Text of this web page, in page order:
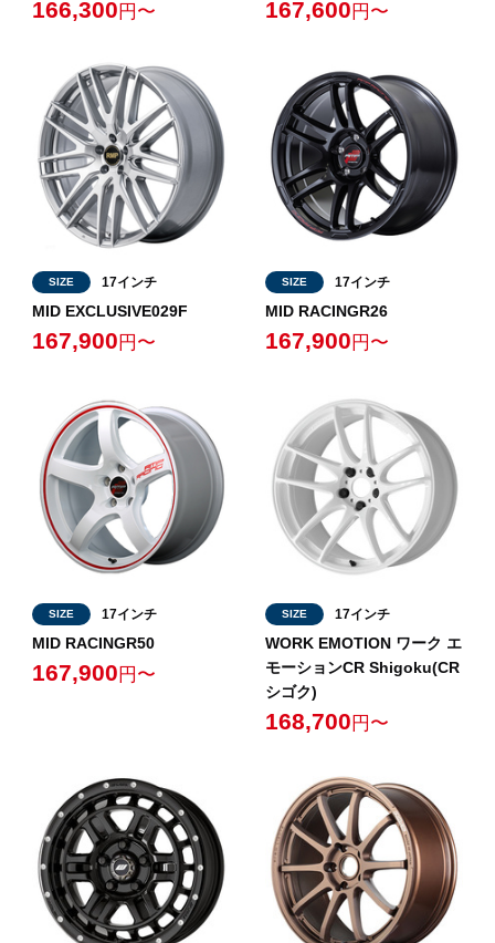
166,300 円〜 167,600 円〜
SIZE 17インチ
MID EXCLUSIVE029F
167,900 円〜
SIZE 17インチ
MID RACINGR26
167,900 円〜
SIZE 17インチ
MID RACINGR50
167,900 円〜
SIZE 17インチ
WORK EMOTION ワーク エ
モーションCR Shigoku(CR
シゴク)
168,700 円〜